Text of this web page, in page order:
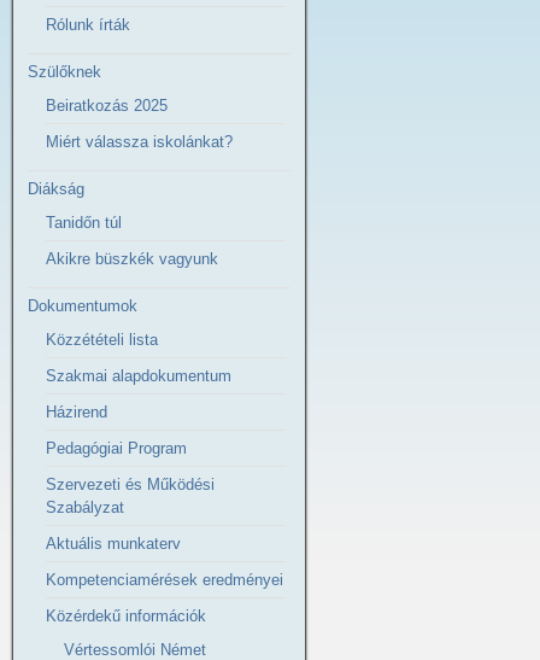
Rólunk írták
Szülőknek
Beiratkozás 2025
Miért válassza iskolánkat?
Diákság
Tanidőn túl
Akikre büszkék vagyunk
Dokumentumok
Közzétételi lista
Szakmai alapdokumentum
Házirend
Pedagógiai Program
Szervezeti és Működési
Szabályzat
Aktuális munkaterv
Kompetenciamérések eredményei
Közérdekű információk
Vértessomlói Német